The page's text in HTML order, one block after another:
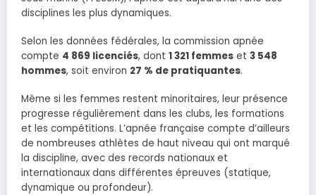
disciplines les plus dynamiques.
Selon les données fédérales, la commission apnée
compte 4 869 licenciés, dont 1 321 femmes et 3 548
hommes, soit environ 27 % de pratiquantes.
Même si les femmes restent minoritaires, leur présence
progresse régulièrement dans les clubs, les formations
et les compétitions. L’apnée française compte d’ailleurs
de nombreuses athlètes de haut niveau qui ont marqué
la discipline, avec des records nationaux et
internationaux dans différentes épreuves (statique,
dynamique ou profondeur).